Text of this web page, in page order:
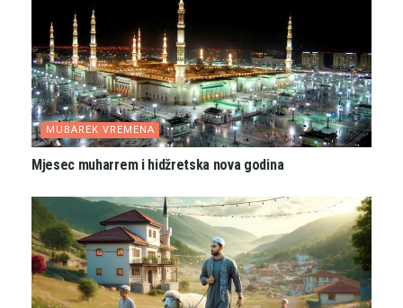
MUBAREK VREMENA
Mjesec muharrem i hidžretska nova godina